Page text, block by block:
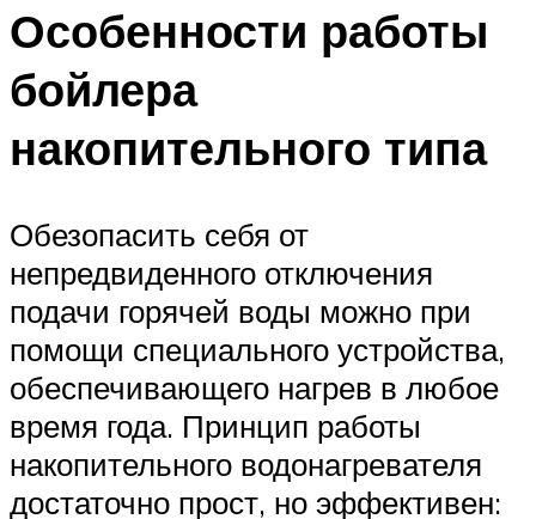
Особенности работы
бойлера
накопительного типа
Обезопасить себя от
непредвиденного отключения
подачи горячей воды можно при
помощи специального устройства,
обеспечивающего нагрев в любое
время года. Принцип работы
накопительного водонагревателя
достаточно прост, но эффективен: